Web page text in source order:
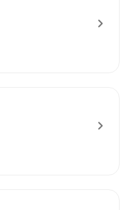
chevron_right
chevron_right